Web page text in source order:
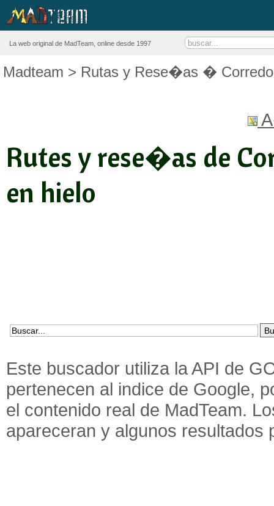
La web original de MadTeam, online desde 1997
Madteam > Rutas y Rese�as �
Rutes y rese�as de
en hielo
Este buscador utiliza la API de
pertenecen al indice de Google,
el contenido real de MadTeam.
apareceran y algunos resultados